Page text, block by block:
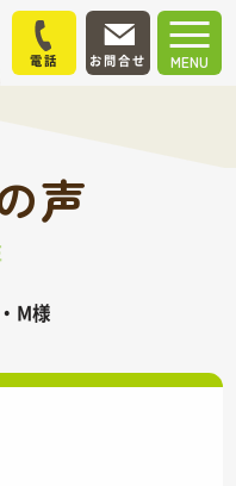
MENU
電話 お問合せ
声
M様